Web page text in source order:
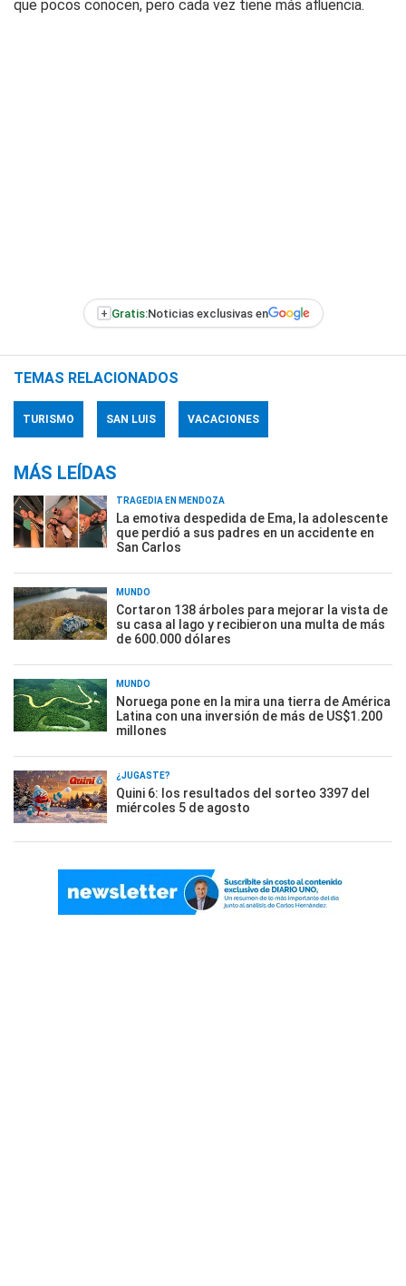
que pocos conocen, pero cada vez tiene más afluencia.
+ Gratis:Noticias exclusivas en
TEMAS RELACIONADOS
TURISMO SAN LUIS VACACIONES
MÁS LEÍDAS
TRAGEDIA EN MENDOZA
La emotiva despedida de Ema, la adolescente
que perdió a sus padres en un accidente en
San Carlos
MUNDO
Cortaron 138 árboles para mejorar la vista de
su casa al lago y recibieron una multa de más
de 600.000 dólares
MUNDO
Noruega pone en la mira una tierra de América
Latina con una inversión de más de US$1.200
millones
¿JUGASTE?
Quini 6: los resultados del sorteo 3397 del
miércoles 5 de agosto